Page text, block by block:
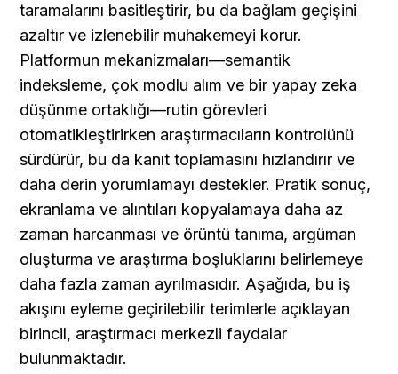
taramalarını basitleştirir, bu da bağlam geçişini
azaltır ve izlenebilir muhakemeyi korur.
Platformun mekanizmaları—semantik
indeksleme, çok modlu alım ve bir yapay zeka
düşünme ortaklığı—rutin görevleri
otomatikleştirirken araştırmacıların kontrolünü
sürdürür, bu da kanıt toplamasını hızlandırır ve
daha derin yorumlamayı destekler. Pratik sonuç,
ekranlama ve alıntıları kopyalamaya daha az
zaman harcanması ve örüntü tanıma, argüman
oluşturma ve araştırma boşluklarını belirlemeye
daha fazla zaman ayrılmasıdır. Aşağıda, bu iş
akışını eyleme geçirilebilir terimlerle açıklayan
birincil, araştırmacı merkezli faydalar
bulunmaktadır.